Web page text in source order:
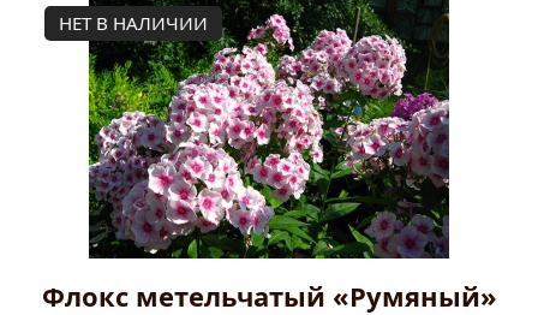
НЕТ В НАЛИЧИИ
Флокс метельчатый «Румяный»